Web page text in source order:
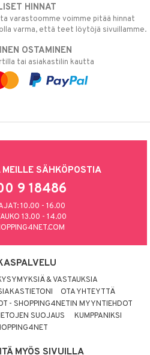
HINNAT
varastoomme voimme pitää hinnat
varma, että teet löytöjä sivuillamme.
OSTAMINEN
tai asiakastilin kautta
SÄHKÖPOSTIA
9 18486
10.00 - 16.00
13.00 - 14.00
& VASTAUKSIA
OTA YHTEYTTÄ
- SHOPPING4NETIN MYYNTIEHDOT
SUOJAUS
KUMPPANIKSI
MYÖS SIVUILLA